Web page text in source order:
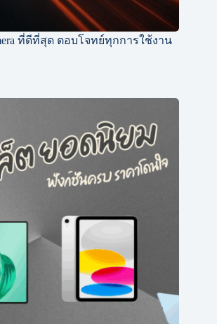
ที่ดีที่สุด ตอบโจทย์ทุกการใช้งาน